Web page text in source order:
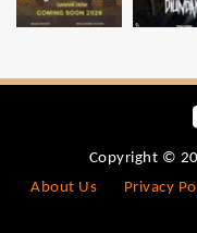
Copyright ©
About Us
Privacy